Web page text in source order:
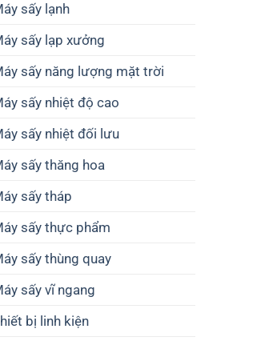
sấy lạnh
sấy lạp xưởng
sấy năng lượng mặt trời
sấy nhiệt độ cao
sấy nhiệt đối lưu
sấy thăng hoa
sấy tháp
sấy thực phẩm
sấy thùng quay
sấy vĩ ngang
bị linh kiện